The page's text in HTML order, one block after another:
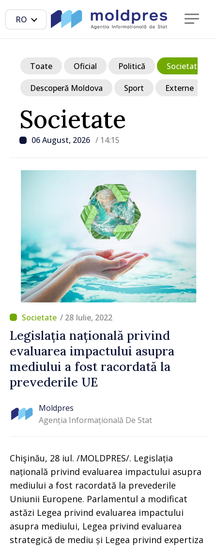
RO
Societate
06 August, 2026 / 14:15
Toate Oficial Politică Societate
Descoperă Moldova Sport Externe
/ 28 Iulie, 2022
Legislația națională privind
evaluarea impactului asupra
mediului a fost racordată la
prevederile UE
Moldpres
Agenția Informațională De Stat
Chişinău, 28 iul. /MOLDPRES/. Legislația
națională privind evaluarea impactului asupra
mediului a fost racordată la prevederile
Uniunii Europene. Parlamentul a modificat
astăzi Legea privind evaluarea impactului
asupra mediului, Legea privind evaluarea
strategică de mediu și Legea privind expertiza